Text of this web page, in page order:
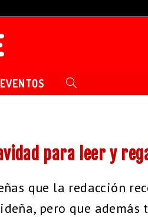
EVENTOS
para leer y
que la redacción
pero que además